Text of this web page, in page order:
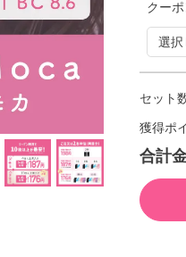
クー
セット
獲得ポ
合計